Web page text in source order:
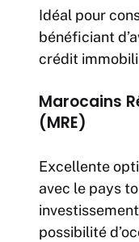
Idéal pour
bénéficiant
crédit
Marocains
(MRE)
Excellente
avec le pays
possibilité